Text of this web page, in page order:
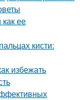
ее
кисти:
избежать